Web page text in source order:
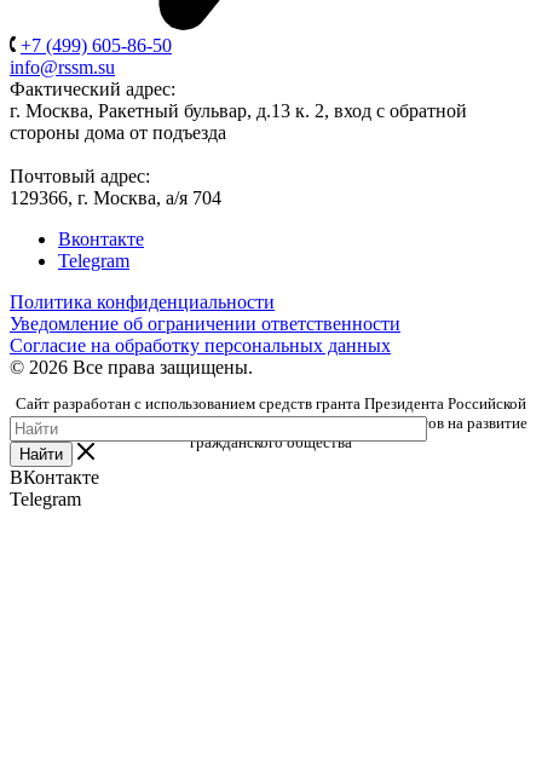
+7 (499) 605-86-50
info@rssm.su
Фактический адрес:
г. Москва, Ракетный бульвар, д.13 к. 2, вход с обратной
стороны дома от подъезда
Почтовый адрес:
129366, г. Москва, а/я 704
Вконтакте
Telegram
Политика конфиденциальности
Уведомление об ограничении ответственности
Согласие на обработку персональных данных
© 2026 Все права защищены.
Сайт разработан с использованием средств гранта Президента Российской
Федерации, предоставленного Фондом президентских грантов на развитие
гражданского общества
Найти
ВКонтакте
Telegram